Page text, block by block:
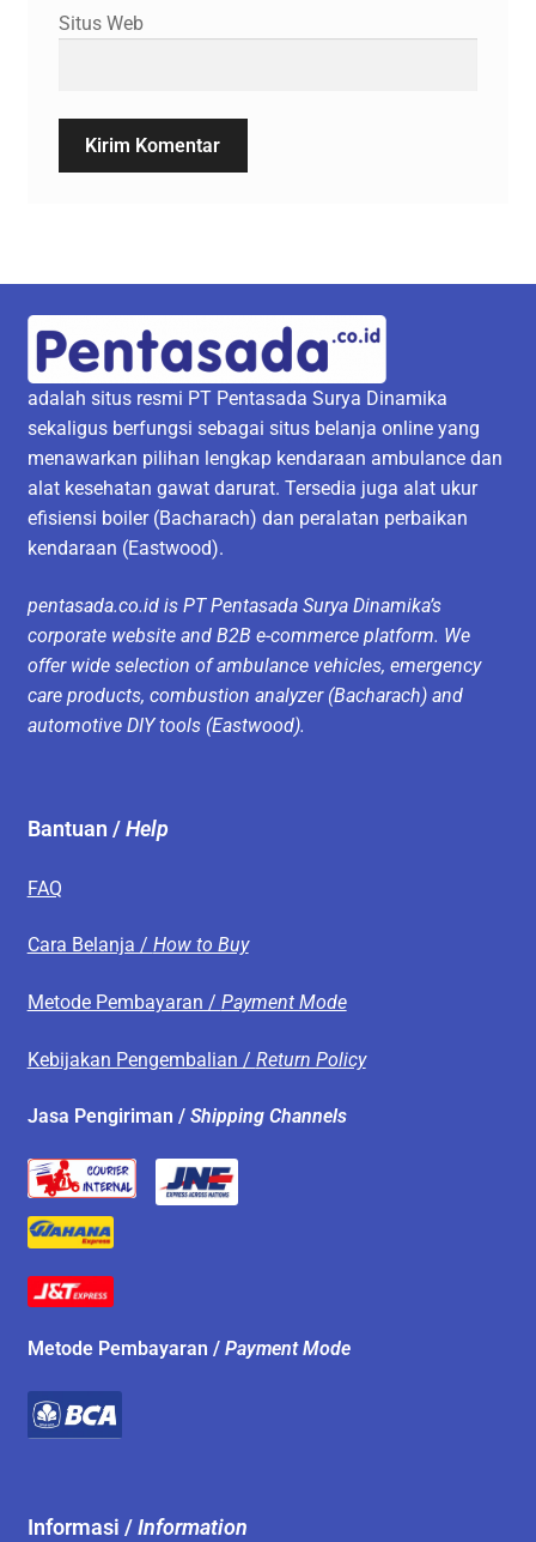
Situs Web
adalah situs resmi PT Pentasada Surya Dinamika
sekaligus berfungsi sebagai situs belanja online yang
menawarkan pilihan lengkap kendaraan ambulance dan
alat kesehatan gawat darurat. Tersedia juga alat ukur
efisiensi boiler (Bacharach) dan peralatan perbaikan
kendaraan (Eastwood).
pentasada.co.id is PT Pentasada Surya Dinamika’s
corporate website and B2B e-commerce platform. We
offer wide selection of ambulance vehicles, emergency
care products, combustion analyzer (Bacharach) and
automotive DIY tools (Eastwood).
Bantuan /Help
FAQ
Cara Belanja / How to Buy
Metode Pembayaran / Payment Mode
Kebijakan Pengembalian / Return Policy
Jasa Pengiriman / Shipping Channels
Metode Pembayaran / Payment Mode
Informasi /Information